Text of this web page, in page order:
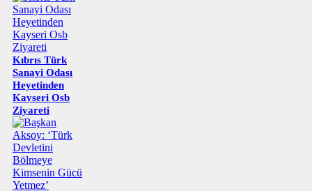
Kıbrıs Türk
Sanayi Odası
Heyetinden
Kayseri Osb
Ziyareti